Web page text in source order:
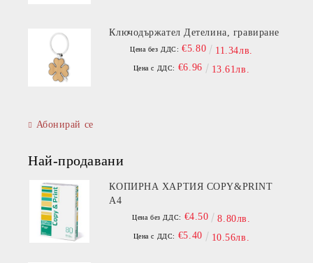
Ключодържател Детелина, гравиране
Цена без ДДС: €5.80 11.34лв.
Цена с ДДС: €6.96 13.61лв.
Абонирай се
Най-продавани
КОПИРНА ХАРТИЯ COPY&PRINT
A4
Цена без ДДС: €4.50 8.80лв.
Цена с ДДС: €5.40 10.56лв.